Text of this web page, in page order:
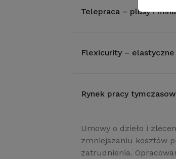
Telepraca – plusy i
Flexicurity –
Rynek pracy
Umowy o dzieło i
zmniejszaniu kosztów
zatrudnienia.